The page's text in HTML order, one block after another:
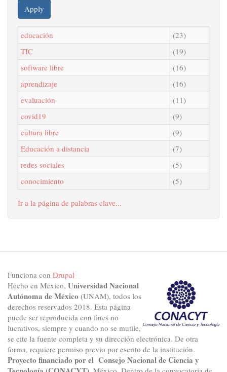
Apply
educación
(23)
TIC
(19)
software libre
(16)
aprendizaje
(16)
evaluación
(11)
covid19
(9)
cultura libre
(9)
Educación a distancia
(7)
redes sociales
(5)
conocimiento
(5)
Ir a la página de palabras clave...
Funciona con Drupal
Hecho en México, Universidad Nacional
Autónoma de México (UNAM), todos los
derechos reservados 2018. Esta página
puede ser reproducida con fines no
lucrativos, siempre y cuando no se mutile,
se cite la fuente completa y su dirección electrónica. De otra
forma, requiere permiso previo por escrito de la institución.
Proyecto financiado por el Consejo Nacional de Ciencia y